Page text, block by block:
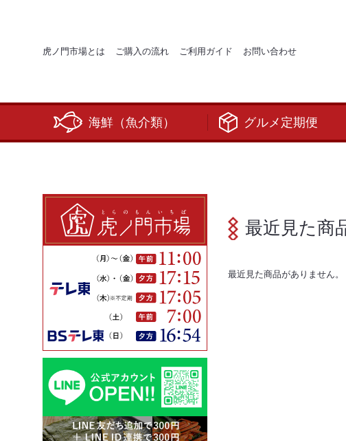
虎ノ門市場とは ご購入の流れ ご利用ガイド お問い合わせ
海鮮（魚介類） グルメ定期便
最近見た商
最近見た商品がありません。